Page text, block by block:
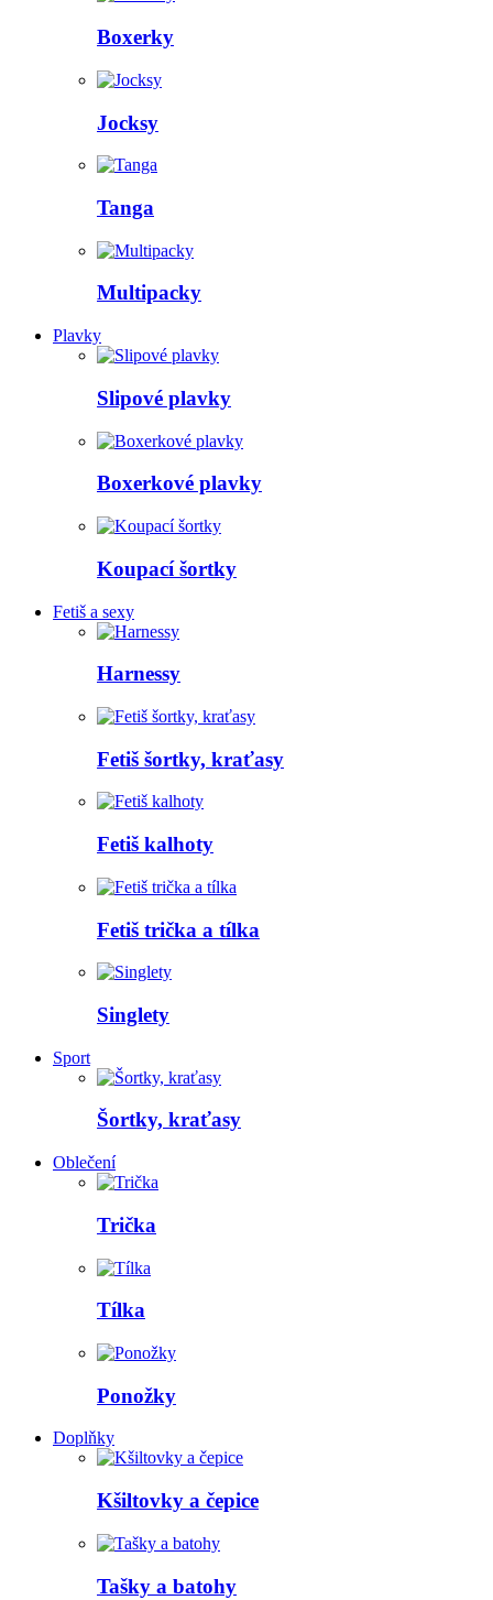
Boxerky
Jocksy
Tanga
Multipacky
Plavky
Slipové plavky
Boxerkové plavky
Koupací šortky
Fetiš a sexy
Harnessy
Fetiš šortky, kraťasy
Fetiš kalhoty
Fetiš trička a tílka
Singlety
Sport
Šortky, kraťasy
Oblečení
Trička
Tílka
Ponožky
Doplňky
Kšiltovky a čepice
Tašky a batohy